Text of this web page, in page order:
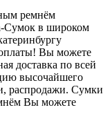
ремнём
Сумок в широком
Вы можете
доставка по всей
высочайшего
распродажи. Сумки
Вы можете